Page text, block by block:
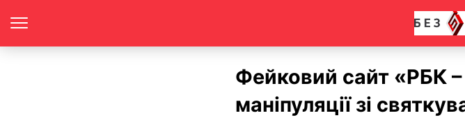
Фейковий сайт «РБК –
маніпуляції зі